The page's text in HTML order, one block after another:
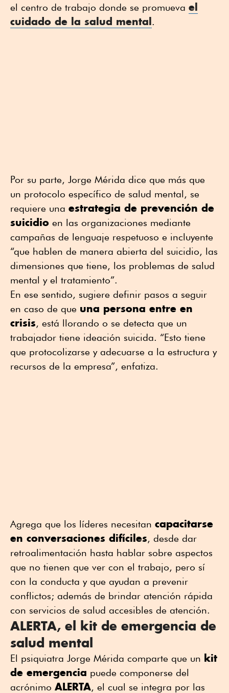
el centro de trabajo donde se promueva el
cuidado de la salud mental .
Por su parte, Jorge Mérida dice que más que
un protocolo específico de salud mental, se
requiere una estrategia de prevención de
suicidio en las organizaciones mediante
campañas de lenguaje respetuoso e incluyente
“que hablen de manera abierta del suicidio, las
dimensiones que tiene, los problemas de salud
mental y el tratamiento”.
En ese sentido, sugiere definir pasos a seguir
en caso de que una persona entre en
crisis, está llorando o se detecta que un
trabajador tiene ideación suicida. “Esto tiene
que protocolizarse y adecuarse a la estructura y
recursos de la empresa”, enfatiza.
Agrega que los líderes necesitan capacitarse
en conversaciones difíciles, desde dar
retroalimentación hasta hablar sobre aspectos
que no tienen que ver con el trabajo, pero sí
con la conducta y que ayudan a prevenir
conflictos; además de brindar atención rápida
con servicios de salud accesibles de atención.
ALERTA, el kit de emergencia de
salud mental
El psiquiatra Jorge Mérida comparte que un kit
de emergencia puede componerse del
acrónimo ALERTA, el cual se integra por las